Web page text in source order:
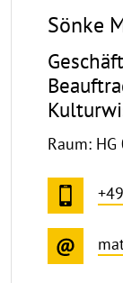
Sönke
Raum: HG